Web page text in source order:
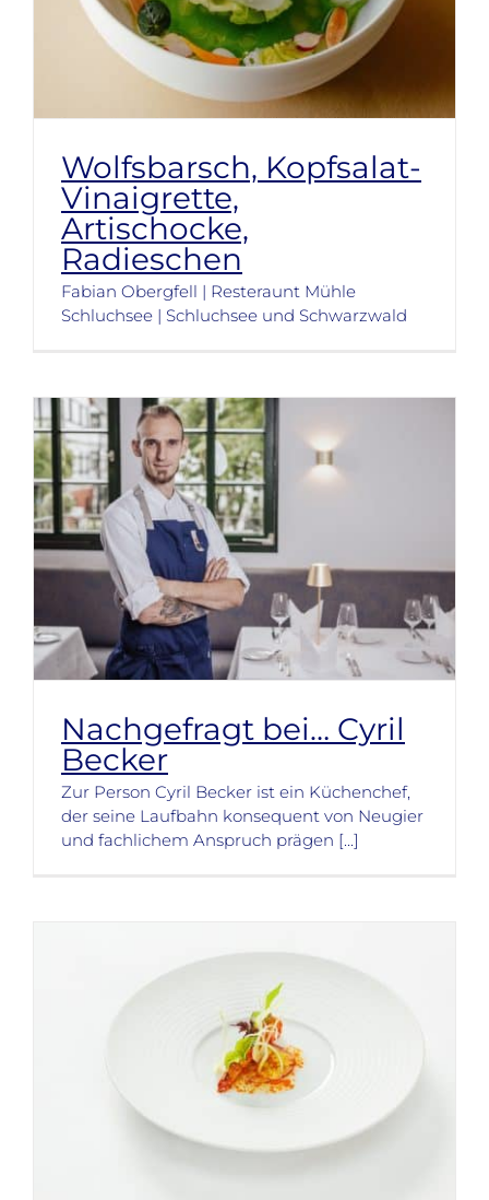
Wolfsbarsch, Kopfsalat-
Vinaigrette,
Artischocke,
Radieschen
Fabian Obergfell | Resteraunt Mühle
Schluchsee | Schluchsee und Schwarzwald
Nachgefragt bei… Cyril
Becker
Zur Person Cyril Becker ist ein Küchenchef,
der seine Laufbahn konsequent von Neugier
und fachlichem Anspruch prägen [...]